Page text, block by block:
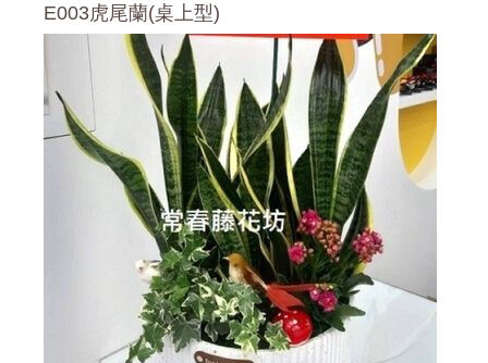
E003虎尾蘭(桌上型)